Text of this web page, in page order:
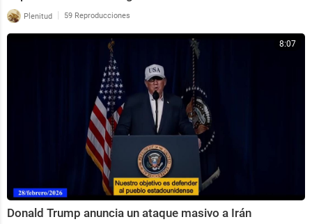
Plenitud | 59 Reproducciones
8:07
Donald Trump anuncia un ataque masivo a Irán